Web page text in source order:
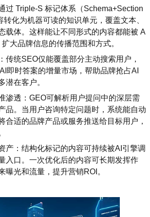
过 Triple-S 标记体系（Schema+Section
化为机器可读的知识单元，覆盖文本、
载体。这样能让不同形式的内容都能被 A
扩大品牌信息的传播范围和方式。
传统SEO仅能覆盖部分主动搜索用户，
即时答案的增量市场，帮助品牌抢占AI
潜在客户。
渗透：GEO可解析用户提问中的深层需
品。当用户咨询特定问题时，系统能自动
合适的品牌产品或服务推送给目标用户，
产：结构化标记的内容可持续被AI引擎调
入口。一次优化后的内容可长期发挥作
曝光和流量，提升营销ROI。